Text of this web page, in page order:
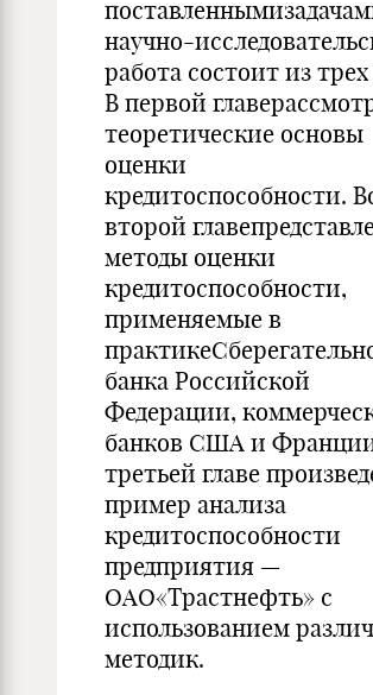
научно-
работа состоит из трех
В первой
теоретические основы
оценки
кредитоспособности.
второй
методы оценки
кредитоспособности,
применяемые в
банка Российской
Федерации,
банков США и
третьей главе
пример анализа
кредитоспособности
предприятия —
ОАО«Трастнефть» с
использованием
методик.